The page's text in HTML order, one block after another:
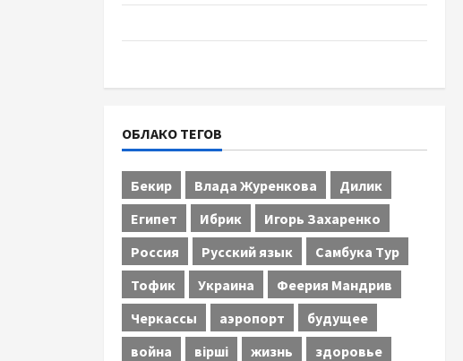
ОБЛАКО ТЕГОВ
Бекир Влада Журенкова
Дилик
Египет
Ибрик
Игорь Захаренко
Россия
Русский язык
Самбука Тур
Тофик
Украина
Феерия Мандрив
Черкассы
аэропорт
будущее
война
вірші жизнь
здоровье